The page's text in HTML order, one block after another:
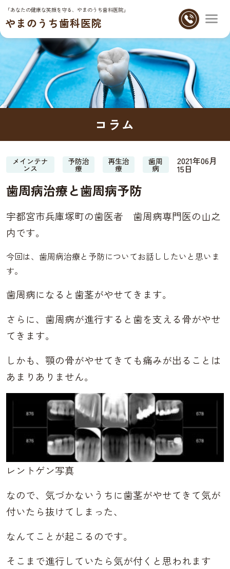
「あなたの健康な笑顔を守る、やまのうち歯科医院」
やまのうち歯科医院
コラム
メインテナ
ンス
予防治
療
再生治
療
歯周
病
2021年06月
15日
歯周病治療と歯周病予防
宇都宮市兵庫塚町の歯医者 歯周病専門医の山之
内です。
今回は、歯周病治療と予防についてお話ししたいと思いま
す。
歯周病になると歯茎がやせてきます。
さらに、歯周病が進行すると歯を支える骨がやせ
てきます。
しかも、顎の骨がやせてきても痛みが出ることは
あまりありません。
レントゲン写真
なので、気づかないうちに歯茎がやせてきて気が
付いたら抜けてしまった、
なんてことが起こるのです。
そこまで進行していたら気が付くと思われます